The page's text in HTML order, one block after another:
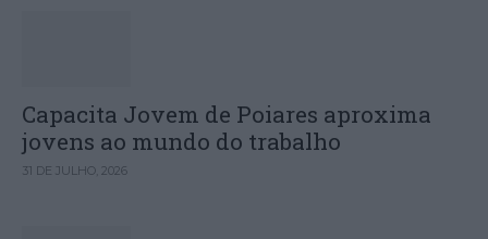
Capacita Jovem de Poiares aproxima
jovens ao mundo do trabalho
31 DE JULHO, 2026